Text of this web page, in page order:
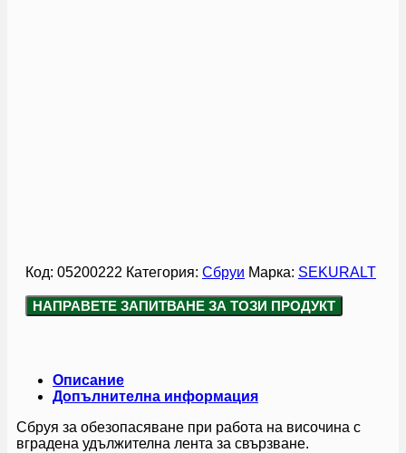
Код: 05200222 Категория: Сбруи Марка: SEKURALT
НАПРАВЕТЕ ЗАПИТВАНЕ ЗА ТОЗИ ПРОДУКТ
Описание
Допълнителна информация
Сбруя за обезопасяване при работа на височина с
вградена удължителна лента за свързване.